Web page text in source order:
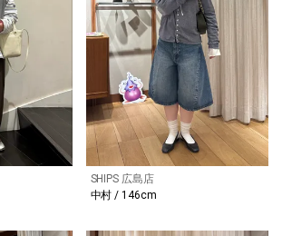
SHIPS 広島店
中村 / 146cm